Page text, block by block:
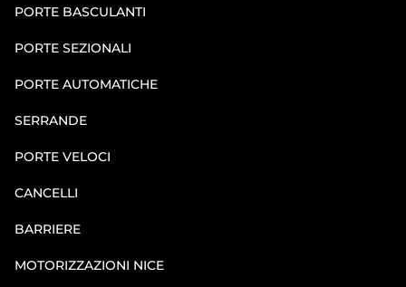
PORTE BASCULANTI
PORTE SEZIONALI
PORTE AUTOMATICHE
SERRANDE
PORTE VELOCI
CANCELLI
BARRIERE
MOTORIZZAZIONI NICE